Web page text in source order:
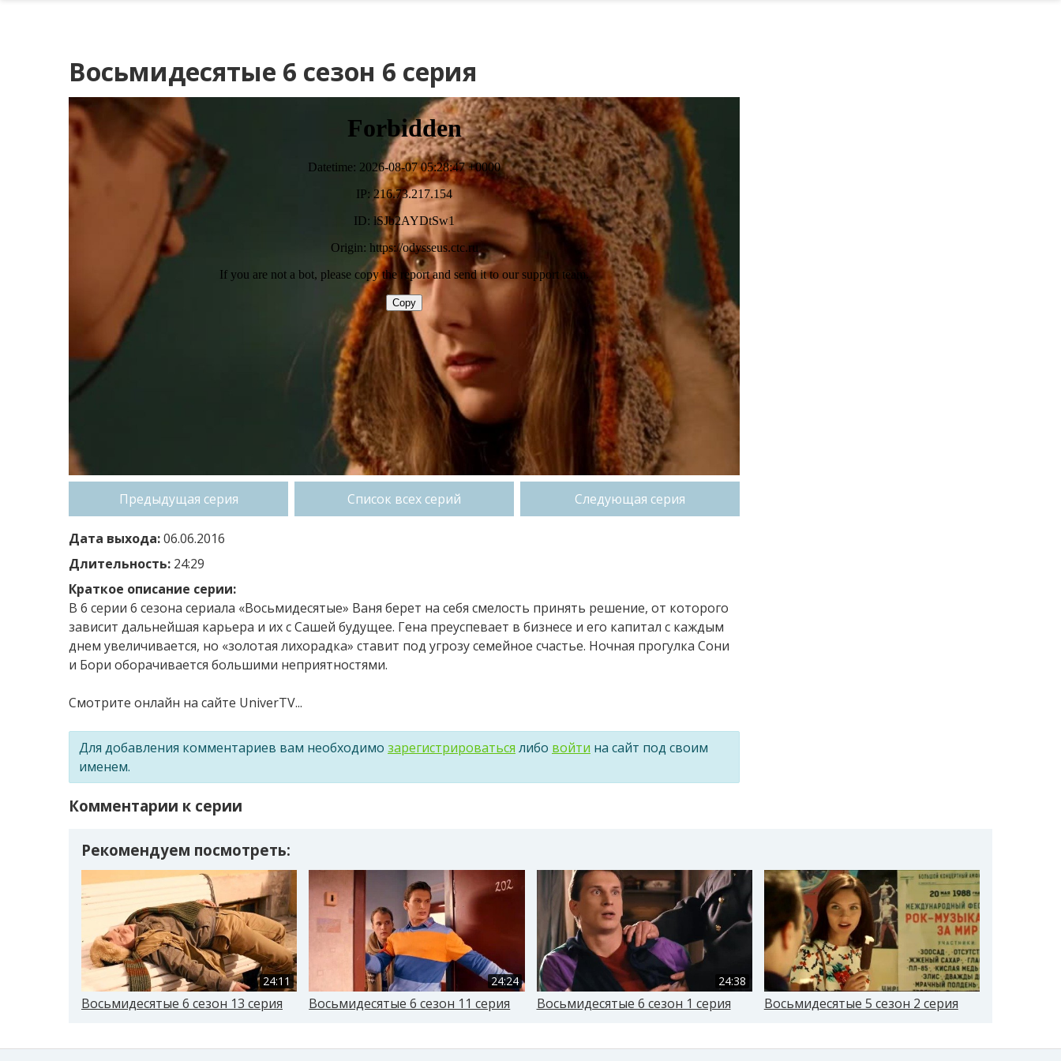
Восьмидесятые 6 сезон 6 серия
Предыдущая серия Список всех серий Следующая серия
Дата выхода:06.06.2016
Длительность: 24:29
Краткое описание серии:
В 6 серии 6 сезона сериала «Восьмидесятые» Ваня берет на себя смелость принять решение, от которого
зависит дальнейшая карьера и их с Сашей будущее. Гена преуспевает в бизнесе и его капитал с каждым
днем увеличивается, но «золотая лихорадка» ставит под угрозу семейное счастье. Ночная прогулка Сони
и Бори оборачивается большими неприятностями.
Смотрите онлайн на сайте UniverTV...
Для добавления комментариев вам необходимо зарегистрироваться либо войти на сайт под своим
именем.
Комментарии к серии
Рекомендуем посмотреть:
24:11
Восьмидесятые 6 сезон 13 серия
24:24
Восьмидесятые 6 сезон 11 серия
24:38
Восьмидесятые 6 сезон 1 серия Восьмидесятые 5 сезон 2 серия